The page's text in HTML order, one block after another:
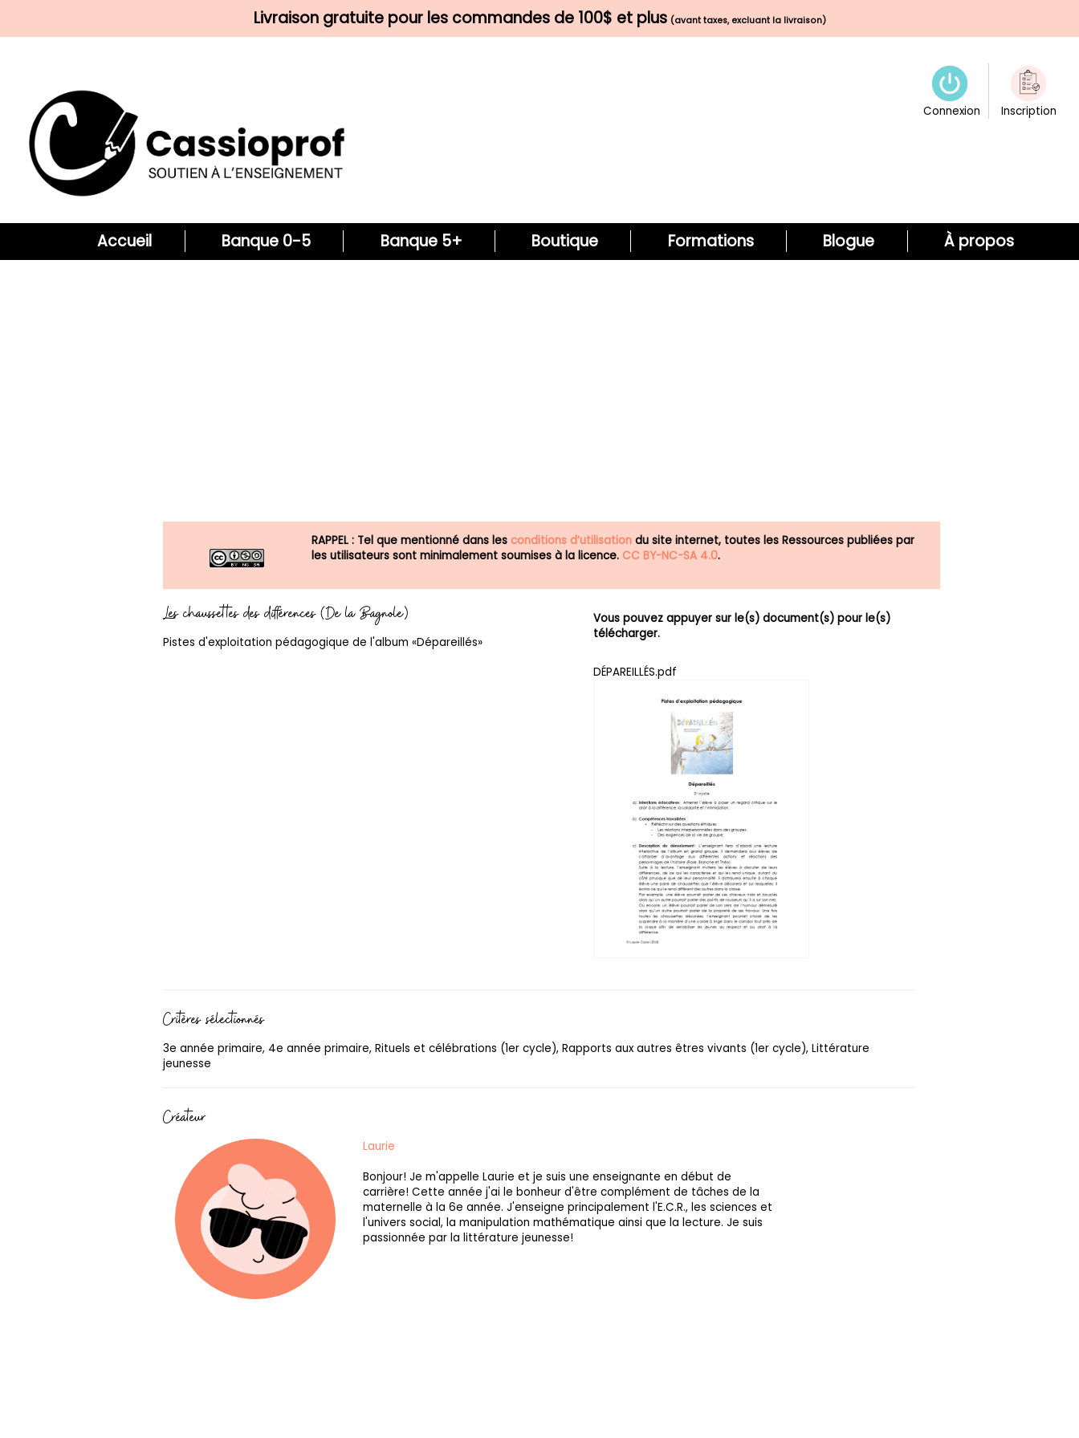
Livraison gratuite pour les commandes de 100$ et plus (avant taxes, excluant la livraison)
Connexion Inscription
Accueil Banque 0-5 Banque 5+ Boutique Formations Blogue À propos
RAPPEL : Tel que mentionné dans les conditions d’utilisation du site internet, toutes les Ressources publiées par
les utilisateurs sont minimalement soumises à la licence. CC BY-NC-SA 4.0.
Les chaussettes des différences (De la Bagnole)
Pistes d'exploitation pédagogique de l'album «Dépareillés»
Vous pouvez appuyer sur le(s) document(s) pour le(s)
télécharger.
DÉPAREILLÉS.pdf
Critères sélectionnés
3e année primaire, 4e année primaire, Rituels et célébrations (1er cycle), Rapports aux autres êtres vivants (1er cycle), Littérature
jeunesse
Créateur
Laurie
Bonjour! Je m'appelle Laurie et je suis une enseignante en début de
carrière! Cette année j'ai le bonheur d'être complément de tâches de la
maternelle à la 6e année. J'enseigne principalement l'E.C.R., les sciences et
l'univers social, la manipulation mathématique ainsi que la lecture. Je suis
passionnée par la littérature jeunesse!